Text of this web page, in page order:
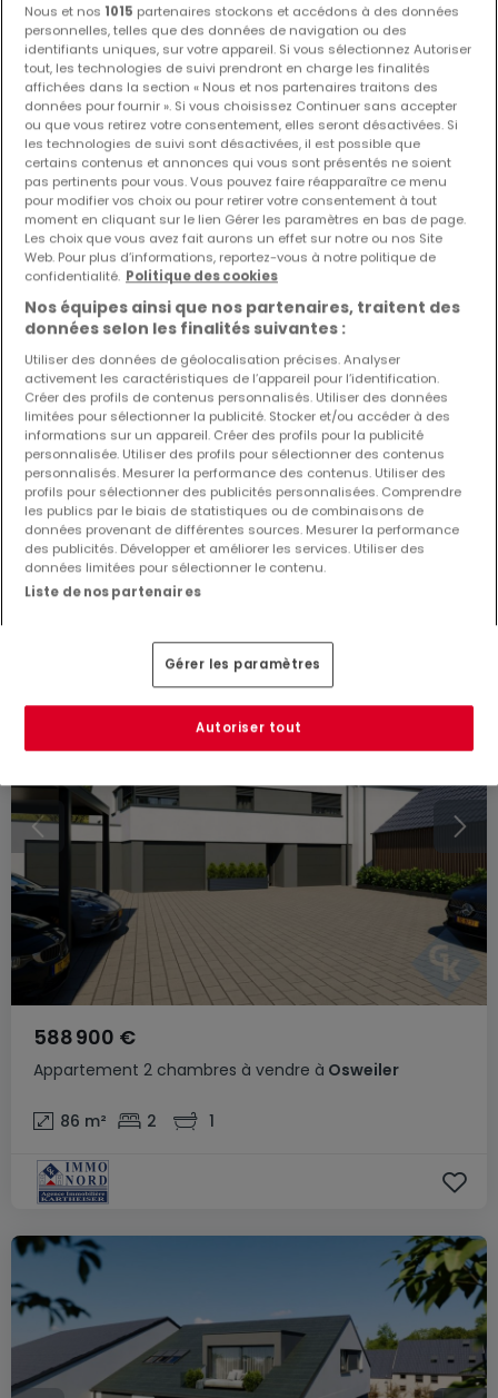
Appartement 2 chambresà vendre à Osweiler
593 280 €
92 m² 2 1
Appartement 2 chambres à vendre à Osweiler
588 900 €
86 m² 2 1
Nous et nos 1015 partenaires stockons et accédons à des données
personnelles, telles que des données de navigation ou des
identifiants uniques, sur votre appareil. Si vous sélectionnez Autoriser
tout, les technologies de suivi prendront en charge les finalités
affichées dans la section « Nous et nos partenaires traitons des
données pour fournir ». Si vous choisissez Continuer sans accepter
ou que vous retirez votre consentement, elles seront désactivées. Si
les technologies de suivi sont désactivées, il est possible que
certains contenus et annonces qui vous sont présentés ne soient
pas pertinents pour vous. Vous pouvez faire réapparaître ce menu
pour modifier vos choix ou pour retirer votre consentement à tout
moment en cliquant sur le lien Gérer les paramètres en bas de page.
Les choix que vous avez fait aurons un effet sur notre ou nos Site
Web. Pour plus d’informations, reportez-vous à notre politique de
confidentialité. Politique des cookies
Nos équipes ainsi que nos partenaires, traitent des
données selon les finalités suivantes :
Utiliser des données de géolocalisation précises. Analyser
activement les caractéristiques de l’appareil pour l’identification.
Créer des profils de contenus personnalisés. Utiliser des données
limitées pour sélectionner la publicité. Stocker et/ou accéder à des
informations sur un appareil. Créer des profils pour la publicité
personnalisée. Utiliser des profils pour sélectionner des contenus
personnalisés. Mesurer la performance des contenus. Utiliser des
profils pour sélectionner des publicités personnalisées. Comprendre
les publics par le biais de statistiques ou de combinaisons de
données provenant de différentes sources. Mesurer la performance
des publicités. Développer et améliorer les services. Utiliser des
données limitées pour sélectionner le contenu.
Liste de nos partenaires
Gérer les paramètres
Autoriser tout